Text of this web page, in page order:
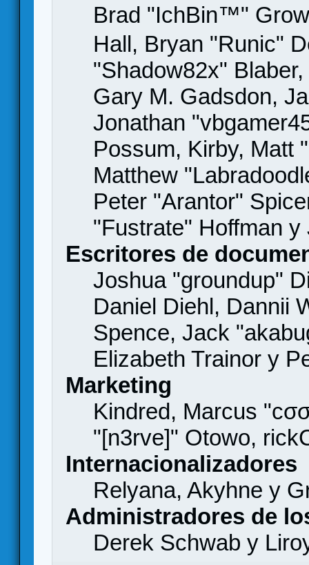
Brad "IchBin™"
Hall, Bryan "Runic"
"Shadow82x"
Gary M. Gadsdon,
Jonathan
Possum, Kirby, Matt
Matthew
Peter "Arantor"
"Fustrate" Hoffman
Escritores de
Joshua "groundup"
Daniel Diehl, Dannii
Spence, Jack
Elizabeth Trainor y
Marketing
Kindred, Marcus
"[n3rve]" Otowo,
Internacionalizadores
Relyana, Akyhne y
Administradores de
Derek Schwab y